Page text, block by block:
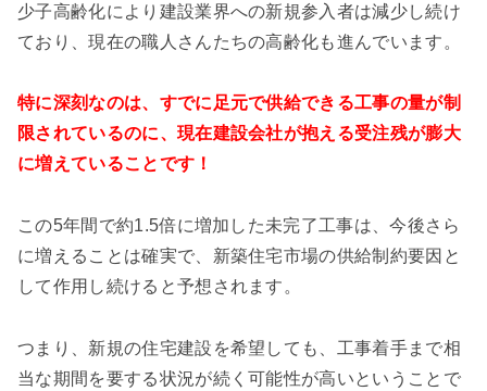
少子高齢化により建設業界への新規参入者は減少し続け
ており、現在の職人さんたちの高齢化も進んでいます。
特に深刻なのは、すでに足元で供給できる工事の量が制
限されているのに、現在建設会社が抱える受注残が膨大
に増えていることです！
この5年間で約1.5倍に増加した未完了工事は、今後さら
に増えることは確実で、新築住宅市場の供給制約要因と
して作用し続けると予想されます。
つまり、新規の住宅建設を希望しても、工事着手まで相
当な期間を要する状況が続く可能性が高いということで